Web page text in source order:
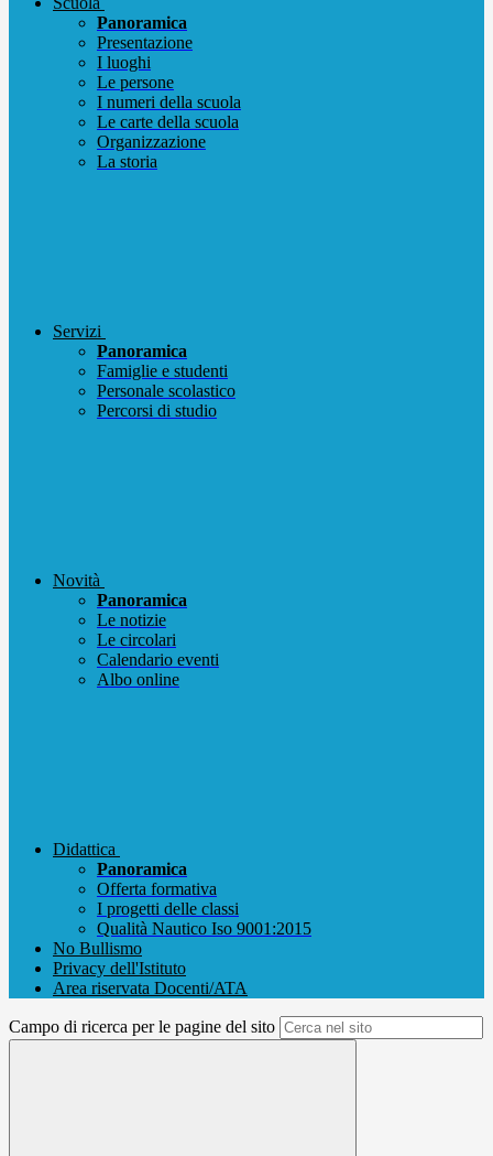
Panoramica
Presentazione
I luoghi
Le persone
I numeri della scuola
Le carte della scuola
Organizzazione
La storia
Servizi
Panoramica
Famiglie e studenti
Personale scolastico
Percorsi di studio
Novità
Panoramica
Le notizie
Le circolari
Calendario eventi
Albo online
Didattica
Panoramica
Offerta formativa
I progetti delle classi
Qualità Nautico Iso 9001:2015
No Bullismo
Privacy dell'Istituto
Area riservata Docenti/ATA
Campo di ricerca per le pagine del sito